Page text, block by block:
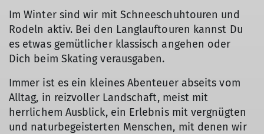
Im Winter sind wir mit Schneeschuhtouren und
Rodeln aktiv. Bei den Langlauftouren kannst Du
es etwas gemütlicher klassisch angehen oder
Dich beim Skating verausgaben.
Immer ist es ein kleines Abenteuer abseits vom
Alltag, in reizvoller Landschaft, meist mit
herrlichem Ausblick, ein Erlebnis mit vergnügten
und naturbegeisterten Menschen, mit denen wir